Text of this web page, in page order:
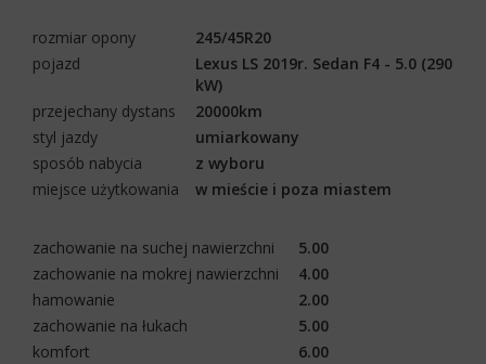
rozmiar opony
245/45R20
pojazd
Lexus LS 2019r. Sedan F4 - 5.0 (290
kW)
przejechany dystans
20000km
styl jazdy
umiarkowany
sposób nabycia
z wyboru
miejsce użytkowania
w mieście i poza miastem
zachowanie na suchej nawierzchni
5.00
zachowanie na mokrej nawierzchni
4.00
hamowanie
2.00
zachowanie na łukach
5.00
komfort
6.00